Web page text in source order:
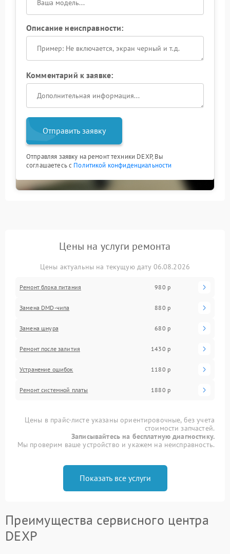
Описание неисправности:
Комментарий к заявке:
Отправить заявку
Отправляя заявку на ремонт техники DEXP, Вы
соглашаетесь с Политикой конфиденциальности
Цены на услуги ремонта
Цены актуальны на текущую дату 06.08.2026
Ремонт блока питания 980 р
Замена DMD-чипа 880 р
Замена шнура 680 р
Ремонт после залития 1430 р
Устранение ошибок 1180 р
Ремонт системной платы 1880 р
Цены в прайс-листе указаны ориентировочные, без учета
стоимости запчастей.
Записывайтесь на бесплатную диагностику.
Мы проверим ваше устройство и укажем на неисправность.
Показать все услуги
Преимущества сервисного центра
DEXP